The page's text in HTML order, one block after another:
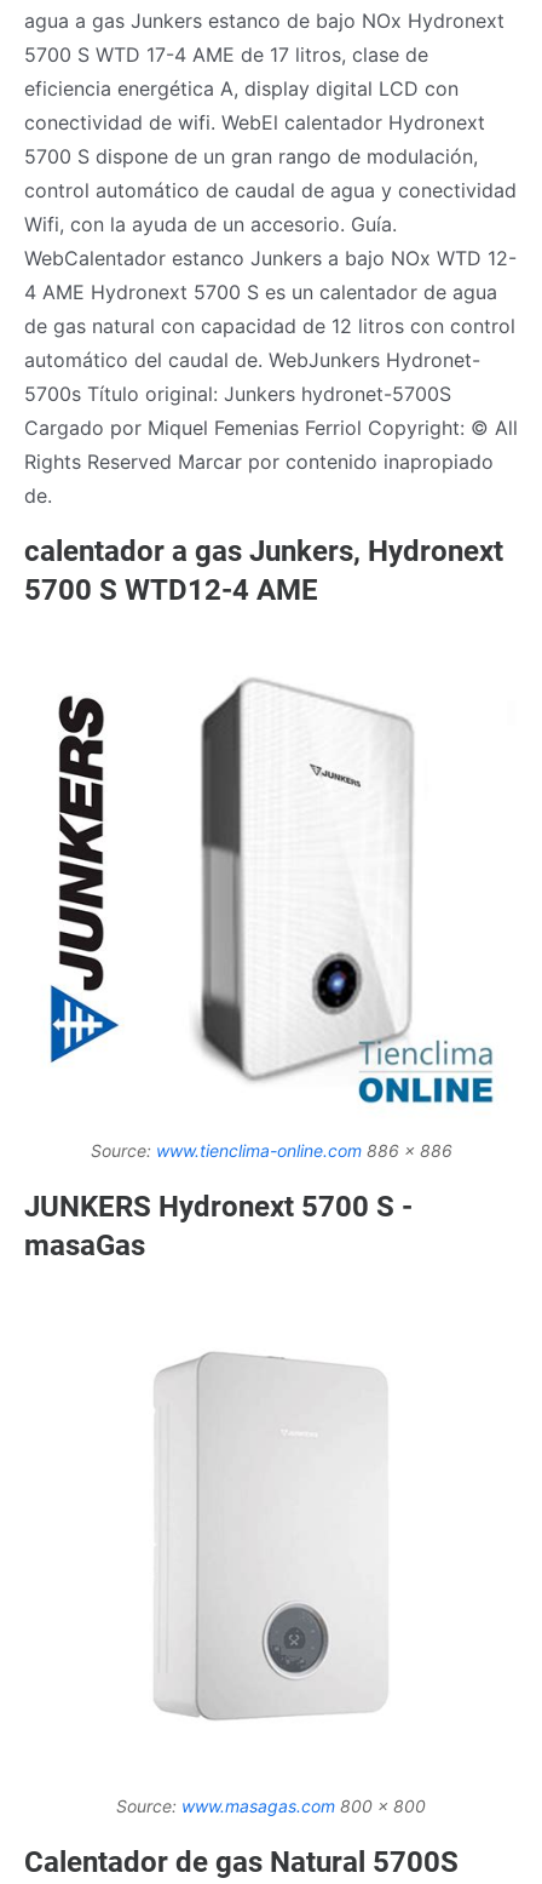
agua a gas Junkers estanco de bajo NOx Hydronext
5700 S WTD 17-4 AME de 17 litros, clase de
eficiencia energética A, display digital LCD con
conectividad de wifi. WebEl calentador Hydronext
5700 S dispone de un gran rango de modulación,
control automático de caudal de agua y conectividad
Wifi, con la ayuda de un accesorio. Guía.
WebCalentador estanco Junkers a bajo NOx WTD 12-
4 AME Hydronext 5700 S es un calentador de agua
de gas natural con capacidad de 12 litros con control
automático del caudal de. WebJunkers Hydronet-
5700s Título original: Junkers hydronet-5700S
Cargado por Miquel Femenias Ferriol Copyright: © All
Rights Reserved Marcar por contenido inapropiado
de.
calentador a gas Junkers, Hydronext
5700 S WTD12-4 AME
Source: www.tienclima-online.com886 x 886
JUNKERS Hydronext 5700 S -
masaGas
Source: www.masagas.com 800 x 800
Calentador de gas Natural 5700S